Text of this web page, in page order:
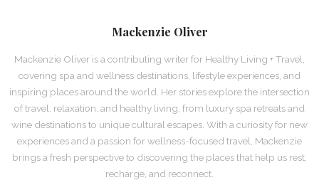
Mackenzie Oliver
Mackenzie Oliver is a contributing writer for Healthy Living + Travel,
covering spa and wellness destinations, lifestyle experiences, and
inspiring places around the world. Her stories explore the intersection
of travel, relaxation, and healthy living, from luxury spa retreats and
wine destinations to unique cultural escapes. With a curiosity for new
experiences and a passion for wellness-focused travel, Mackenzie
brings a fresh perspective to discovering the places that help us rest,
recharge, and reconnect.